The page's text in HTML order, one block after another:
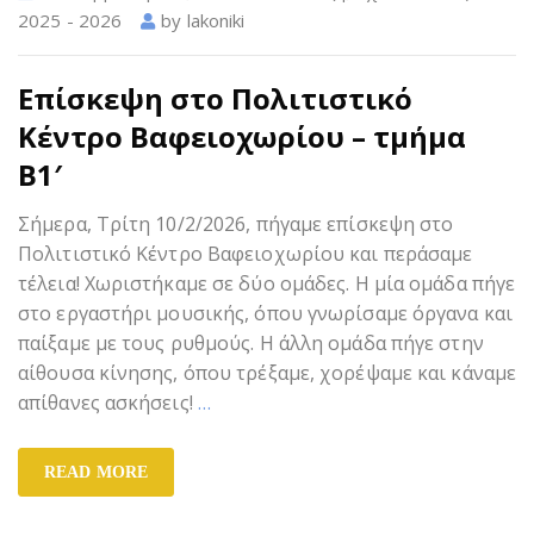
2025 - 2026
by lakoniki
Επίσκεψη στο Πολιτιστικό
Κέντρο Βαφειοχωρίου – τμήμα
Β1′
Σήμερα, Τρίτη 10/2/2026, πήγαμε επίσκεψη στο
Πολιτιστικό Κέντρο Βαφειοχωρίου και περάσαμε
τέλεια! Χωριστήκαμε σε δύο ομάδες. Η μία ομάδα πήγε
στο εργαστήρι μουσικής, όπου γνωρίσαμε όργανα και
παίξαμε με τους ρυθμούς. Η άλλη ομάδα πήγε στην
αίθουσα κίνησης, όπου τρέξαμε, χορέψαμε και κάναμε
απίθανες ασκήσεις! …
READ MORE